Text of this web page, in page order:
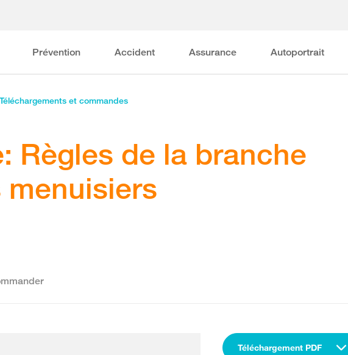
Prévention Accident Assurance Autoportrait
Téléchargements et commandes
Règles de la branche
menuisiers
Téléchargement PDF